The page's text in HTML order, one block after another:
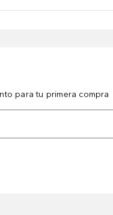
para tu primera compra